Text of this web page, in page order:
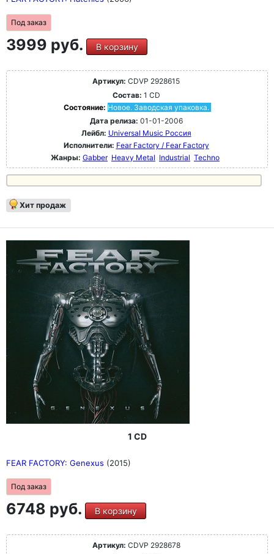
Под заказ
3999 руб. В корзину
Артикул: CDVP 2928615
Состав: 1 CD
Состояние: Новое. Заводская упаковка.
Дата релиза: 01-01-2006
Лейбл: Universal Music Россия
Исполнители: Fear Factory / Fear Factory
Жанры: Gabber Heavy Metal Industrial Techno
Хит продаж
1 CD
FEAR FACTORY: Genexus (2015)
Под заказ
6748 руб. В корзину
Артикул: CDVP 2928678